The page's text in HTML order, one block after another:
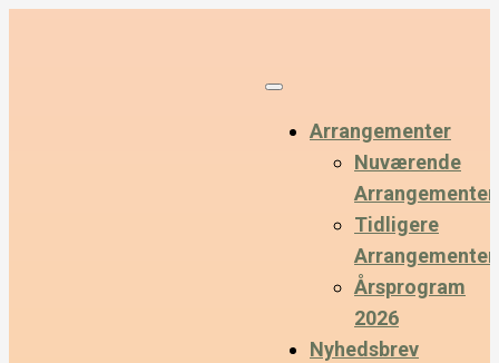
Arrangementer
Nuværende
Arrangementer
Tidligere
Arrangementer
Årsprogram
2026
Nyhedsbrev